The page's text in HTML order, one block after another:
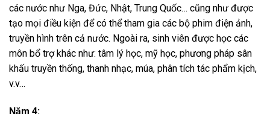
các nước như Nga, Đức, Nhật, Trung Quốc… cũng như được
tạo mọi điều kiện để có thể tham gia các bộ phim điện ảnh,
truyền hình trên cả nước. Ngoài ra, sinh viên được học các
môn bổ trợ khác như: tâm lý học, mỹ học, phương pháp sân
khấu truyền thống, thanh nhạc, múa, phân tích tác phẩm kịch,
v.v…
Năm 4: